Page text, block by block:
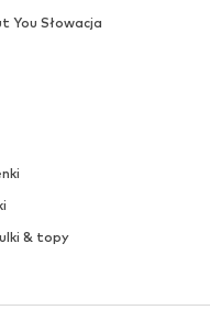
& topy
You Słowacja